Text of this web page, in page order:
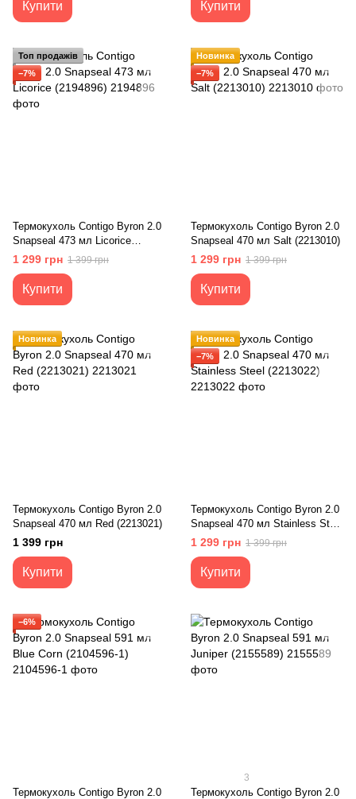
Купити Купити
Топ продажів
−7%
Термокухоль Contigo Byron 2.0
Snapseal 473 мл Licorice
(2194896)
1 299 грн 1 399 грн
Купити
Новинка
−7%
Термокухоль Contigo Byron 2.0
Snapseal 470 мл Salt (2213010)
1 299 грн 1 399 грн
Купити
Новинка
Термокухоль Contigo Byron 2.0
Snapseal 470 мл Red (2213021)
1 399 грн
Купити
Новинка
−7%
Термокухоль Contigo Byron 2.0
Snapseal 470 мл Stainless Steel
(2213022)
1 299 грн 1 399 грн
Купити
−6%
Термокухоль Contigo Byron 2.0
3
Термокухоль Contigo Byron 2.0